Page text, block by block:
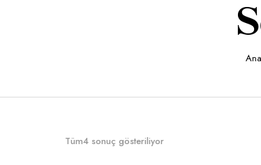
Tüm4 sonuç gösteriliyor